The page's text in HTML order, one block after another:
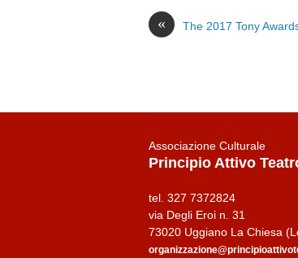
« The 2017 Tony
Associazione Culturale
Principio Attivo
tel. 327 7372824
via Degli Eroi n. 31
73020 Uggiano La Chiesa